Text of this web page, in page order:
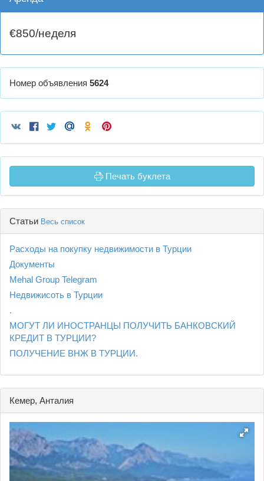
€850/неделя
Номер объявления 5624
Печать буклета
Статьи Весь список
Расходы на покупку недвижимости в Турции
Документы
Mehal Group Telegram
Недвижисоть в Турции
.
МОГУТ ЛИ ИНОСТРАНЦЫ ПОЛУЧИТЬ БАНКОВСКИЙ
КРЕДИТ В ТУРЦИИ?
ПОЛУЧЕНИЕ ВНЖ В ТУРЦИИ.
Кемер, Анталия